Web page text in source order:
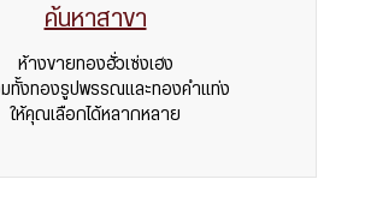
ค้นหาสาขา
ห้างขายทองฮั่วเซ่งเฮง
ทั้งทองรูปพรรณและทองคำแท่ง
ให้คุณเลือกได้หลากหลาย